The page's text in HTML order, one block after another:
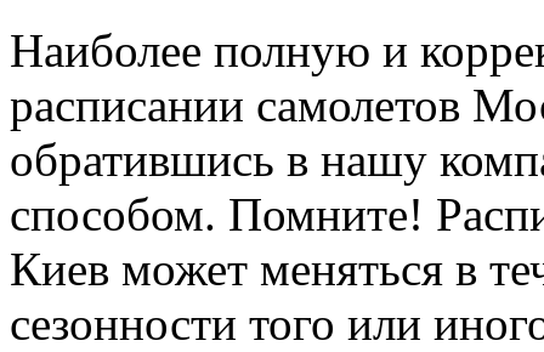
Наиболее полную и
расписании самолетов
обратившись в нашу
способом. Помните!
Киев может меняться в
сезонности того или